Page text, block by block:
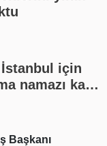
için
namazı kaç
Başkanı